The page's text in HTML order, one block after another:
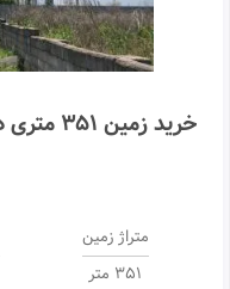
خرید زمین 351 متری در نوشهر
متراژ زمین
351 متر